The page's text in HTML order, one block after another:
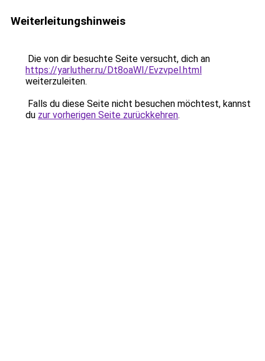
Weiterleitungshinweis
Die von dir besuchte Seite versucht, dich an
https://yarluther.ru/Dt8oaWI/Evzvpel.html
weiterzuleiten.
Falls du diese Seite nicht besuchen möchtest, kannst
du zur vorherigen Seite zurückkehren.